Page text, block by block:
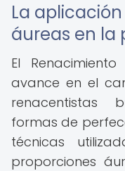
La
áureas en la
El
avance en el
renacentistas
formas de
técnicas
proporciones